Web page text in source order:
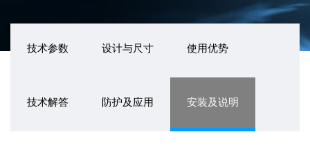
技术参数 设计与尺寸 使用优势
技术解答 防护及应用 安装及说明